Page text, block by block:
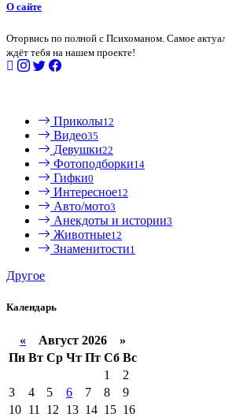
О сайте
Оторвись по полной с Психоманом. Самое
ждёт тебя на нашем проекте!
Приколы12
Видео35
Девушки22
Фотоподборки14
Гифки0
Интересное12
Авто/мото3
Анекдоты и истории3
Животные12
Знаменитости1
Другое
Календарь
« Август 2026 »
Пн Вт Ср Чт Пт Сб Вс
1
2
3
4 5 6 7 8
9
10 11 12 13 14 15 16